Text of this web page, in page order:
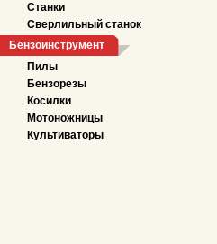
Станки
Сверлильный станок
Бензоинструмент
Пилы
Бензорезы
Косилки
Мотоножницы
Культиваторы